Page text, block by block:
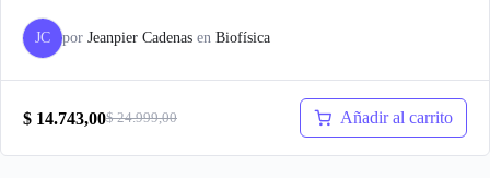
JC por Jeanpier Cadenas en Biofísica
$24.999,00
El
precio
$ 14.743,00
El
precio
Añadir al carrito